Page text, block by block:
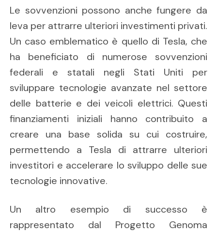
Le sovvenzioni possono anche fungere da
leva per attrarre ulteriori investimenti privati.
Un caso emblematico è quello di Tesla, che
ha beneficiato di numerose sovvenzioni
federali e statali negli Stati Uniti per
sviluppare tecnologie avanzate nel settore
delle batterie e dei veicoli elettrici. Questi
finanziamenti iniziali hanno contribuito a
creare una base solida su cui costruire,
permettendo a Tesla di attrarre ulteriori
investitori e accelerare lo sviluppo delle sue
tecnologie innovative.
Un altro esempio di successo è
rappresentato dal Progetto Genoma